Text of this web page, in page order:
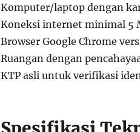
Komputer/laptop dengan
Koneksi internet minimal 5
Browser Google Chrome
Ruangan dengan
KTP asli untuk verifikasi